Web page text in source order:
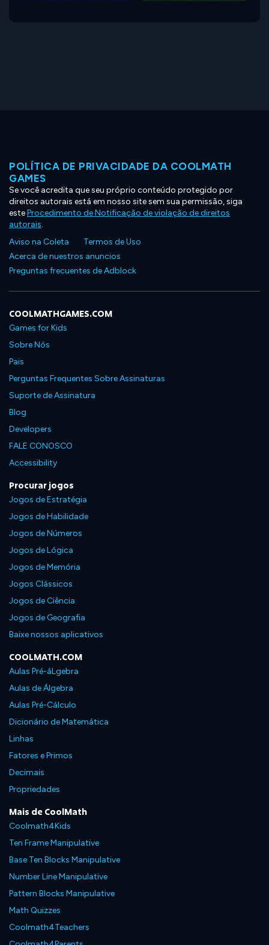
POLÍTICA DE PRIVACIDADE DA COOLMATH
GAMES
Se você acredita que seu próprio conteúdo protegido por
direitos autorais está em nosso site sem sua permissão, siga
esteProcedimento de Notificação de violação de direitos
autorais.
Aviso na Coleta
Termos de Uso
Acerca de nuestros anuncios
Preguntas frecuentes de Adblock
COOLMATHGAMES.COM
Games for Kids
Sobre Nós
Pais
Perguntas Frequentes Sobre Assinaturas
Suporte de Assinatura
Blog
Developers
FALE CONOSCO
Accessibility
Procurar jogos
Jogos de Estratégia
Jogos de Habilidade
Jogos de Números
Jogos de Lógica
Jogos de Memória
Jogos Clássicos
Jogos de Ciência
Jogos de Geografia
Baixe nossos aplicativos
COOLMATH.COM
Aulas Pré-áLgebra
Aulas de Álgebra
Aulas Pré-Cálculo
Dicionário de Matemática
Linhas
Fatores e Primos
Decimais
Propriedades
Mais de CoolMath
Coolmath4Kids
Ten Frame Manipulative
Base Ten Blocks Manipulative
Number Line Manipulative
Pattern Blocks Manipulative
Math Quizzes
Coolmath4Teachers